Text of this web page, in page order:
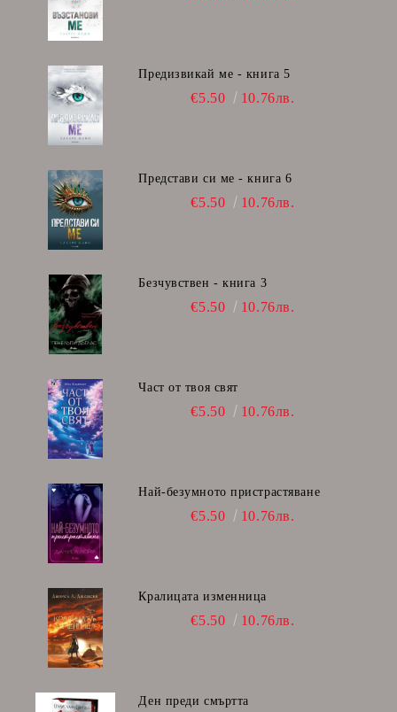
Предизвикай ме - книга 5
€5.50 10.76лв.
Представи си ме - книга 6
€5.50 10.76лв.
Безчувствен - книга 3
€5.50 10.76лв.
Част от твоя свят
€5.50 10.76лв.
Най-безумното пристрастяване
€5.50 10.76лв.
Кралицата изменница
€5.50 10.76лв.
Ден преди смъртта